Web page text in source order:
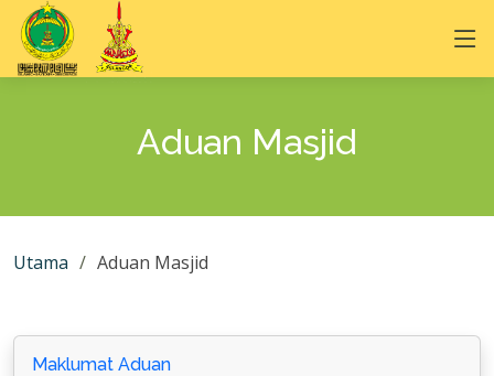
Aduan Masjid
Utama Aduan Masjid
Maklumat Aduan